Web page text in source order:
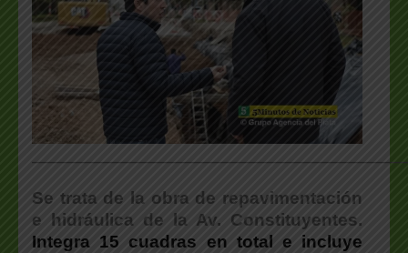
Se trata de la obra de repavimentación
e hidráulica de la Av. Constituyentes.
Integra 15 cuadras en total e incluye